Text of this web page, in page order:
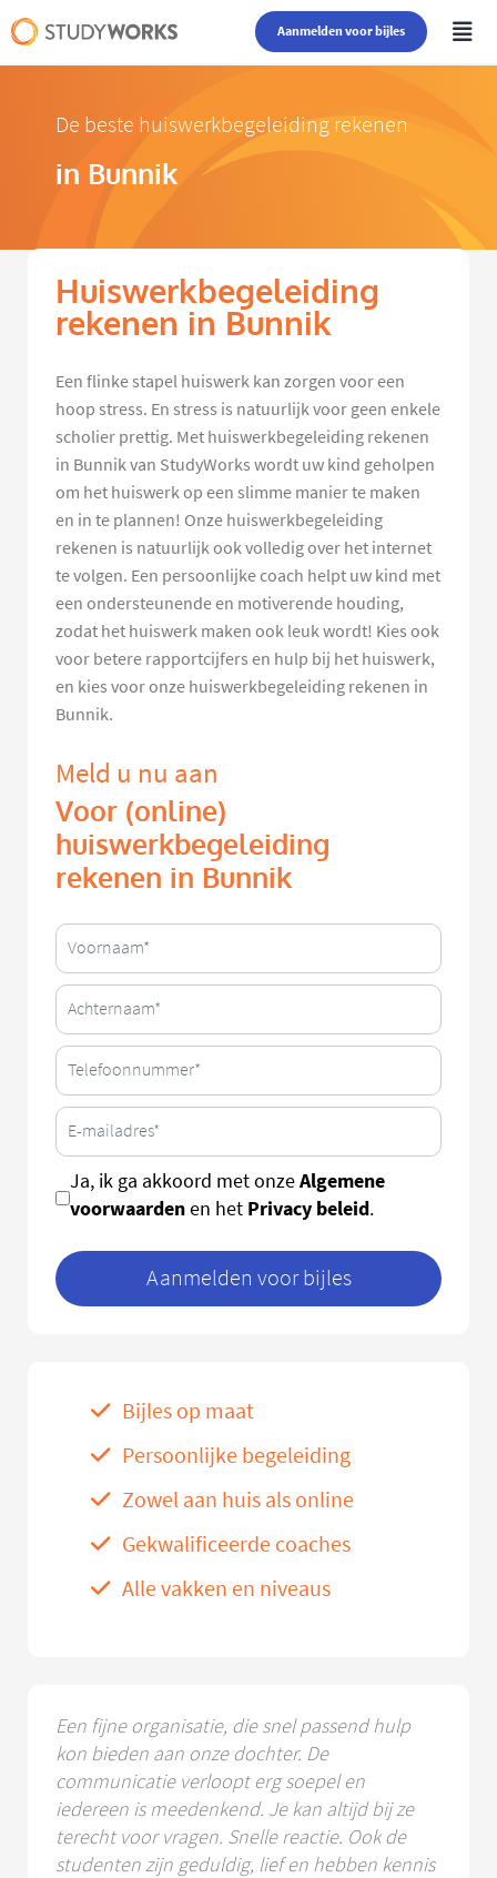
Aanmelden voor bijles
De beste huiswerkbegeleiding rekenen
in Bunnik
Huiswerkbegeleiding
rekenen in Bunnik
Een flinke stapel huiswerk kan zorgen voor een
hoop stress. En stress is natuurlijk voor geen enkele
scholier prettig. Met huiswerkbegeleiding rekenen
in Bunnik van StudyWorks wordt uw kind geholpen
om het huiswerk op een slimme manier te maken
en in te plannen! Onze huiswerkbegeleiding
rekenen is natuurlijk ook volledig over het internet
te volgen. Een persoonlijke coach helpt uw kind met
een ondersteunende en motiverende houding,
zodat het huiswerk maken ook leuk wordt! Kies ook
voor betere rapportcijfers en hulp bij het huiswerk,
en kies voor onze huiswerkbegeleiding rekenen in
Bunnik.
Meld u nu aan
Voor (online)
huiswerkbegeleiding
rekenen in Bunnik
Ja, ik ga akkoord met onzeAlgemene
voorwaardenen het Privacy beleid.
Aanmelden voor bijles
Bijles op maat
Persoonlijke begeleiding
Zowel aan huis als online
Gekwalificeerde coaches
Alle vakken en niveaus
Een fijne organisatie, die snel passend hulp
kon bieden aan onze dochter. De
communicatie verloopt erg soepel en
iedereen is meedenkend. Je kan altijd bij ze
terecht voor vragen. Snelle reactie. Ook de
studenten zijn geduldig, lief en hebben kennis